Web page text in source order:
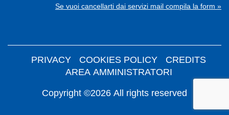
Se vuoi cancellarti dai servizi mail compila la form »
Copyright ©2026 All rights reserved
PRIVACY COOKIES POLICY
CREDITS
AREA AMMINISTRATORI